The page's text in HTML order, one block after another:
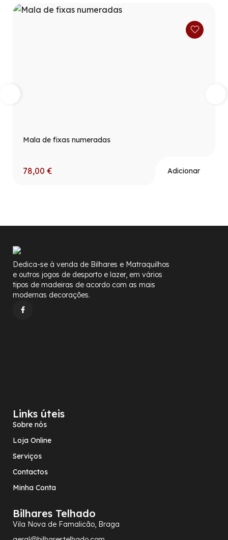
Mala de fixas numeradas
78,00 € Adicionar
Dedica-se à venda de Bilhares e Matraquilhos
e outros jogos de desporto e lazer, em vários
tipos de madeiras de acordo com as mais
modernas decorações.
Links úteis
Sobre nós
Loja Online
Serviços
Contactos
Minha Conta
Bilhares Telhado
Vila Nova de Famalicão, Braga